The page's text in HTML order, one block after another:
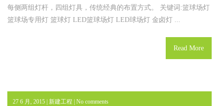
每侧两组灯杆，四组灯具，传统经典的布置方式。 关键词:篮球场灯
篮球场专用灯 篮球灯 LED篮球场灯 LED球场灯 金卤灯 ...
Read More
27 6 月, 2015 | 新建工程 No comments